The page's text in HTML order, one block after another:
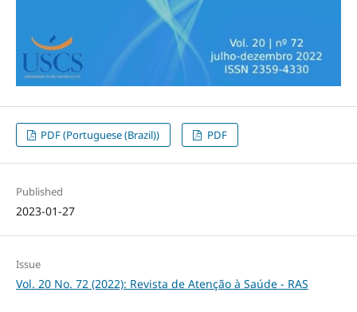
PDF (Portuguese (Brazil)) PDF
Published
2023-01-27
Issue
Vol. 20 No. 72 (2022): Revista de Atenção à Saúde - RAS